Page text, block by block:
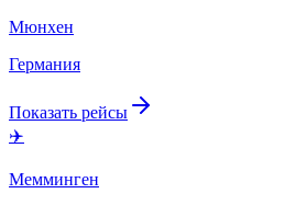
Мюнхен
Германия
Показать рейсы
✈️
Мемминген